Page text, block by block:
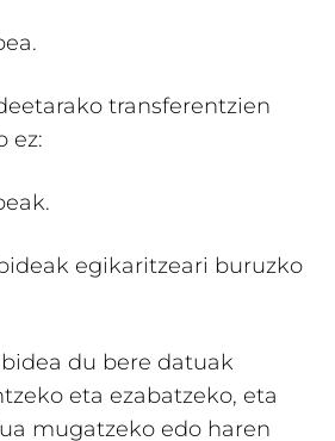
transferentzien
ez:
egikaritzeari buruzko
du bere datuak
eta ezabatzeko, eta
mugatzeko edo haren